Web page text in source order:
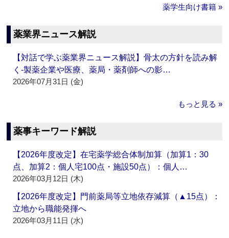
薬学生向け書籍 »
薬業界ニュース解説
【対話で学ぶ薬業界ニュース解説】骨太の方針を読み解
く‐製薬企業や医療、薬局・薬剤師への影…
2026年07月31日 (金)
もっと見る »
薬事キーワード解説
【2026年度改定】在宅薬学総合体制加算（加算1：30
点、加算2：個人宅100点・施設50点）：個人…
2026年03月12日 (木)
【2026年度改定】門前薬局等立地依存減算（▲15点）：
立地から職能発揮へ
2026年03月11日 (水)